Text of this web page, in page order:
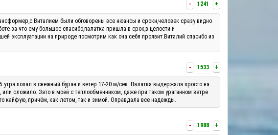
- 1241 +
Виталием были обговорены все нюансы и сроки,человек сразу видно
за что ему большое спасибо,палатка пришла в срок,в целости и
эксплуатации на природе посмотрим как она себя проявит.Виталий спасибо из
- 1533 +
попал в снежный буран и ветер 17-20 м/сек. Палатка выдержала просто на
или сложило. Зато в моей с теплообменником, даже при таком ураганном ветре
кайфую, причём, как летом, так и зимой. Оправдала все надежды.
- 1988 +